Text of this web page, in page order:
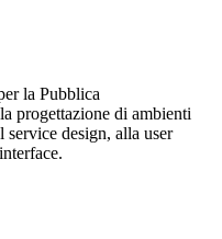
la Pubblica
progettazione di ambienti
design, alla user